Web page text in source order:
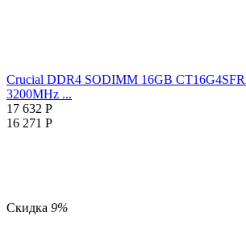
Crucial DDR4 SODIMM 16GB
3200MHz ...
17 632 Р
16 271 Р
Скидка 9%